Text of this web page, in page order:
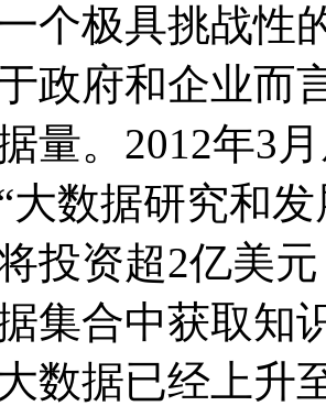
个极具挑战性
政府和企业而
量。2012年3
大数据研究和
投资超2亿美
集合中获取知
数据已经上升